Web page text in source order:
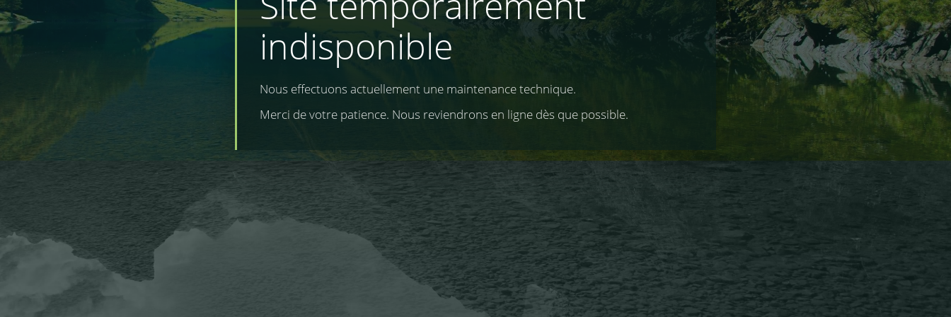
indisponible
Nous effectuons actuellement une maintenance technique.
Merci de votre patience. Nous reviendrons en ligne dès que possible.